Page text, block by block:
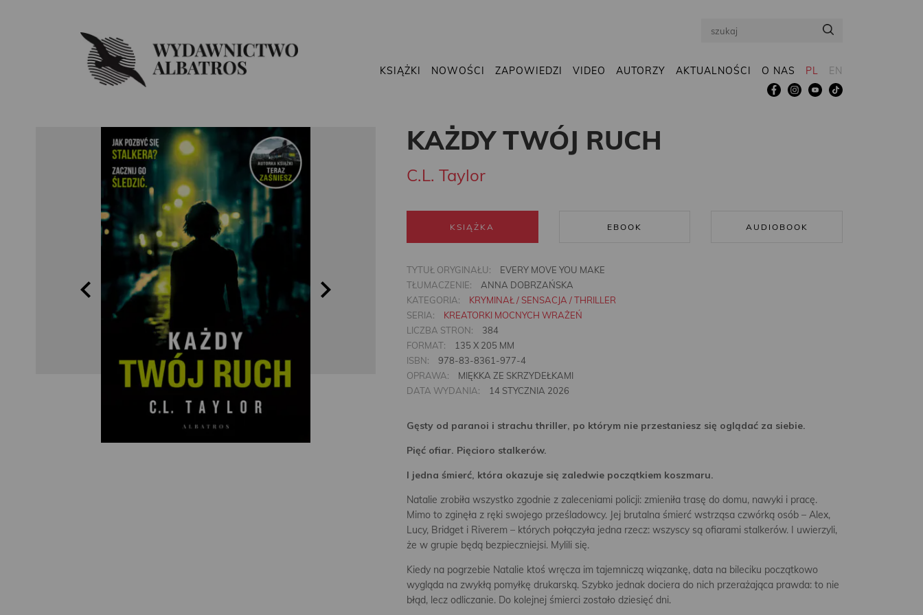
Search
KSIĄŻKI NOWOŚCI ZAPOWIEDZI VIDEO AUTORZY AKTUALNOŚCI O NAS PL EN
KAŻDY TWÓJ RUCH
C.L. Taylor
KSIĄŻKA EBOOK AUDIOBOOK
TYTUŁ ORYGINAŁU:
EVERY MOVE YOU MAKE
TŁUMACZENIE:
ANNA DOBRZAŃSKA
KATEGORIA:
KRYMINAŁ / SENSACJA / THRILLER
SERIA:
KREATORKI MOCNYCH WRAŻEŃ
LICZBA STRON:
384
FORMAT:
135 X 205 MM
ISBN:
978-83-8361-977-4
OPRAWA:
MIĘKKA ZE SKRZYDEŁKAMI
DATA WYDANIA:
14 STYCZNIA 2026
Gęsty od paranoi i strachu thriller, po którym nie przestaniesz się oglądać za siebie.
Pięć ofiar. Pięcioro stalkerów.
I jedna śmierć, która okazuje się zaledwie początkiem koszmaru.
Natalie zrobiła wszystko zgodnie z zaleceniami policji: zmieniła trasę do domu, nawyki i pracę.
Mimo to zginęła z ręki swojego prześladowcy. Jej brutalna śmierć wstrząsa czwórką osób – Alex,
Lucy, Bridget i Riverem – których połączyła jedna rzecz: wszyscy są ofiarami stalkerów. I uwierzyli,
że w grupie będą bezpieczniejsi. Mylili się.
Kiedy na pogrzebie Natalie ktoś wręcza im tajemniczą wiązankę, data na bileciku początkowo
wygląda na zwykłą pomyłkę drukarską. Szybko jednak dociera do nich przerażająca prawda: to nie
błąd, lecz odliczanie. Do kolejnej śmierci zostało dziesięć dni.